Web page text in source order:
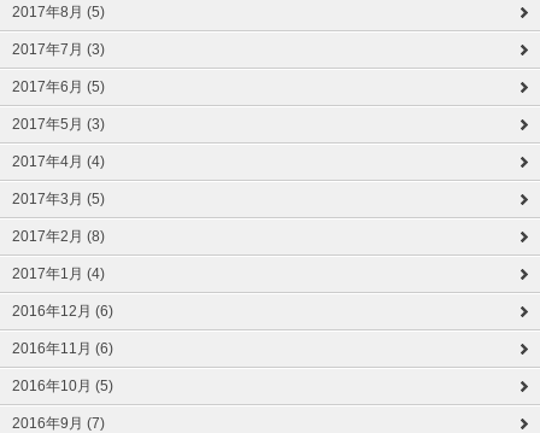
2017年8月 (5)
2017年7月 (3)
2017年6月 (5)
2017年5月 (3)
2017年4月 (4)
2017年3月 (5)
2017年2月 (8)
2017年1月 (4)
2016年12月 (6)
2016年11月 (6)
2016年10月 (5)
2016年9月 (7)